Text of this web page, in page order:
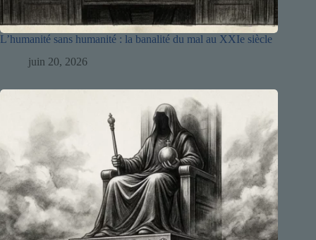
L’humanité sans humanité : la banalité du mal au XXIe siècle
juin 20, 2026